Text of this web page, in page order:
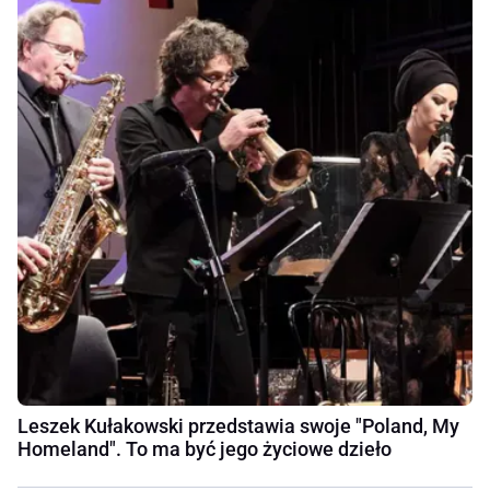
Leszek Kułakowski przedstawia swoje "Poland, My
Homeland". To ma być jego życiowe dzieło